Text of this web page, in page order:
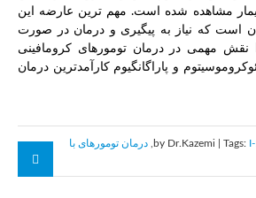
مشاهده شده است. مهم ترین عارضه این
است که نیاز به پیگیری و درمان در صورت
لزوم دارد I-131 MIBG نقش مهمی در درمان تومورهای کرومافینی
و پاراگانگیوم کارآمدترین درمان
درمان تومورهای با